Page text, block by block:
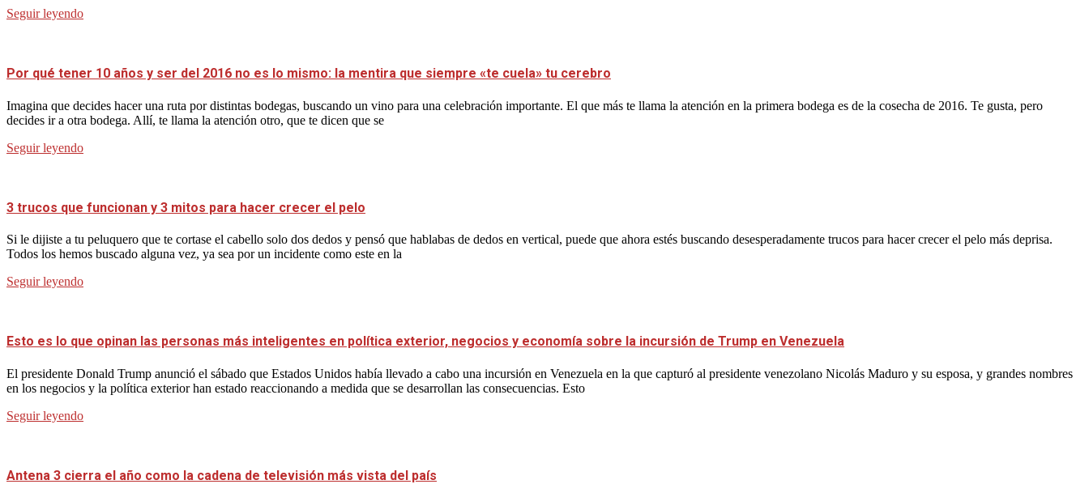
Seguir leyendo
Por qué tener 10 años y ser del 2016 no es lo mismo: la mentira que siempre «te cuela» tu cerebro
Imagina que decides hacer una ruta por distintas bodegas, buscando un vino para una celebración importante. El que más te llama la atención en la primera bodega es de la cosecha de 2016. Te gusta, pero
decides ir a otra bodega. Allí, te llama la atención otro, que te dicen que se
Seguir leyendo
3 trucos que funcionan y 3 mitos para hacer crecer el pelo
Si le dijiste a tu peluquero que te cortase el cabello solo dos dedos y pensó que hablabas de dedos en vertical, puede que ahora estés buscando desesperadamente trucos para hacer crecer el pelo más deprisa.
Todos los hemos buscado alguna vez, ya sea por un incidente como este en la
Seguir leyendo
Esto es lo que opinan las personas más inteligentes en política exterior, negocios y economía sobre la incursión de Trump en Venezuela
El presidente Donald Trump anunció el sábado que Estados Unidos había llevado a cabo una incursión en Venezuela en la que capturó al presidente venezolano Nicolás Maduro y su esposa, y grandes nombres
en los negocios y la política exterior han estado reaccionando a medida que se desarrollan las consecuencias. Esto
Seguir leyendo
Antena 3 cierra el año como la cadena de televisión más vista del país